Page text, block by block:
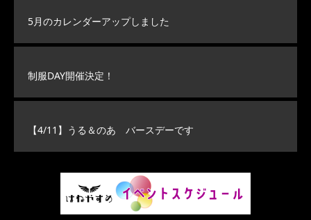
5月のカレンダーアップしました
制服DAY開催決定！
【4/11】うる＆のあ バースデーです